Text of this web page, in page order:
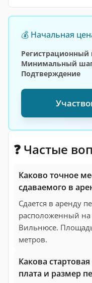
❓ Частые
Каково точное
сдаваемого в
Сдается в аренду
расположенный
Вильнюсе.
метров.
Какова
плата и размер
💰 Начальная
Регистрационный
Минимальный
Подтверждение